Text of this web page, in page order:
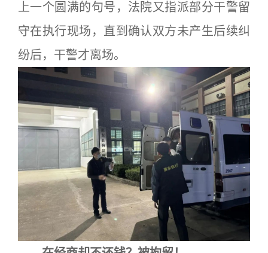
上一个圆满的句号，法院又指派部分干警留
守在执行现场，直到确认双方未产生后续纠
纷后，干警才离场。